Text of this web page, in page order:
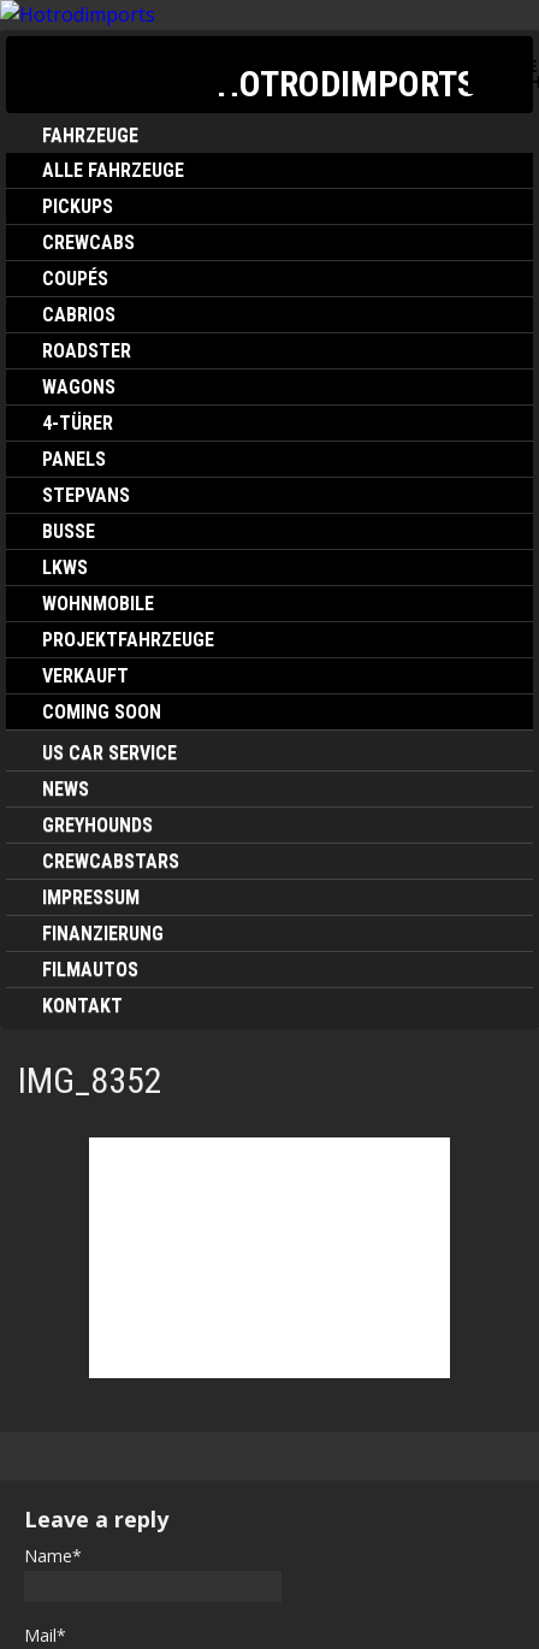
TOGGLE
HOTRODIMPORTS
FAHRZEUGE
ALLE FAHRZEUGE
PICKUPS
CREWCABS
COUPÉS
CABRIOS
ROADSTER
WAGONS
4-TÜRER
PANELS
STEPVANS
BUSSE
LKWS
WOHNMOBILE
PROJEKTFAHRZEUGE
VERKAUFT
COMING SOON
US CAR SERVICE
NEWS
GREYHOUNDS
CREWCABSTARS
IMPRESSUM
FINANZIERUNG
FILMAUTOS
KONTAKT
IMG_8352
Leave a reply
Name*
Mail*